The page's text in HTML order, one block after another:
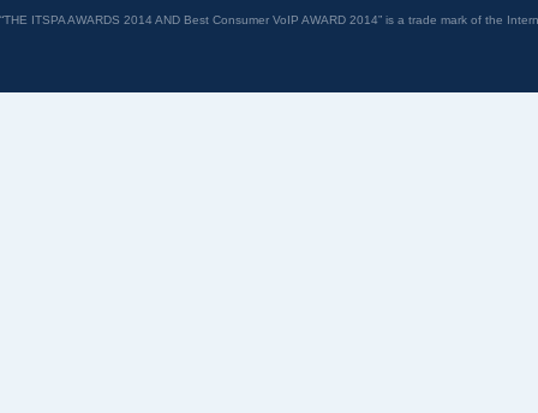
“THE ITSPA AWARDS 2014 AND Best Consumer VoIP AWARD 2014” is a trade mark of the